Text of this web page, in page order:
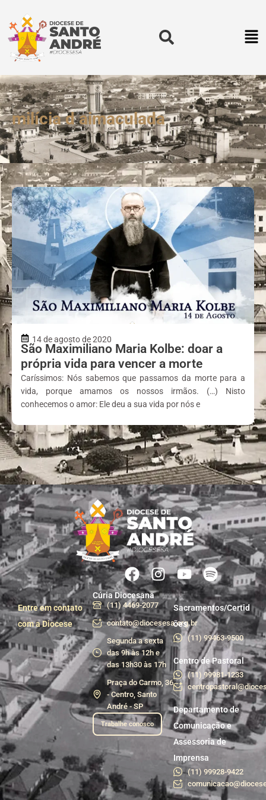
milícia d aimaculada
14 de agosto de 2020
São Maximiliano Maria Kolbe: doar a
própria vida para vencer a morte
Caríssimos: Nós sabemos que passamos da morte para a
vida, porque amamos os nossos irmãos. (…) Nisto
conhecemos o amor: Ele deu a sua vida por nós e
Entre em contato
com a Diocese
Cúria Diocesana
(11) 4469-2077
contato@diocesesa.org.br
Segunda a sexta
das 9h às 12h e
das 13h30 às 17h
Praça do Carmo, 36
- Centro, Santo
André - SP
Trabalhe conosco
Sacramentos/Certid
ões
(11) 99463-9500
Centro de Pastoral
(11) 99981-1233
Departamento de
Comunicação e
Assessoria de
Imprensa
(11) 99928-9422